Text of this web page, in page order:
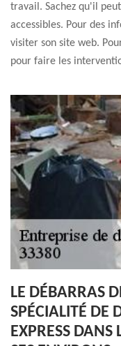
travail. Sachez qu'il
accessibles. Pour des
visiter son site web.
pour faire les
LE DÉBARRAS
SPÉCIALITÉ DE
EXPRESS DANS